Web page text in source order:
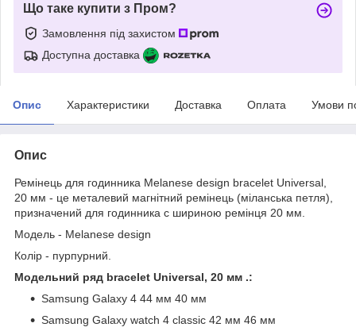
Що таке купити з Пром?
Замовлення під захистом
Доступна доставка
Опис Характеристики Доставка Оплата Умови
Опис
Ремінець для годинника Melanese design bracelet Universal,
20 мм - це металевий магнітний ремінець (міланська петля),
призначений для годинника c шириною ремінця 20 мм.
Модель - Melanese design
Колір - пурпурний.
Модельний ряд bracelet Universal, 20 мм .:
Samsung Galaxy 4 44 мм 40 мм
Samsung Galaxy watch 4 classic 42 мм 46 мм